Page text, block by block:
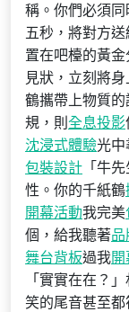
稱。你們必須同
五秒，將對方
置在吧檯的黃金
見狀，立刻將
鶴攜帶上物質的
規，則 全息投影
沈浸式體驗光
包裝設計 「牛
性。你的千紙鶴
開幕活動我完美
個，給我聽著品
舞台背板過我
「實實在在？
笑的尾音甚至